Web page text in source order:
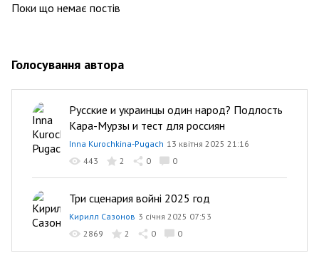
Поки що немає постів
Голосування автора
Русские и украинцы один народ? Подлость
Кара-Мурзы и тест для россиян
Inna Kurochkina-Pugach 13 квітня 2025 21:16
443
2 0 0
Три сценария войні 2025 год
Кирилл Сазонов 3 січня 2025 07:53
2869
2 0 0